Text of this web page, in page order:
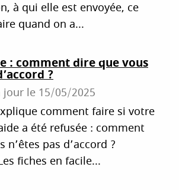
à qui elle est envoyée, ce
quand on a...
: comment dire que vous
?
jour le 15/05/2025
comment faire si votre
a été refusée : comment
n’êtes pas d’accord ?
fiches en facile...